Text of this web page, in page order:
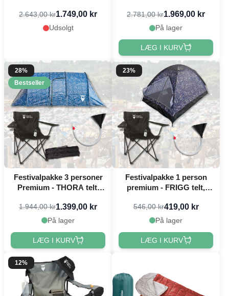
2.643,00 kr1.749,00 kr
Udsolgt
2.781,00 kr1.969,00 kr
På lager
LÆG I KURV
28%
Bestseller
Festivalpakke 3 personer
Premium - THORA telt,
1.944,00 kr1.399,00 kr
På lager
LÆG I KURV
23%
Festivalpakke 1 person
premium - FRIGG telt,
546,00 kr419,00 kr
På lager
LÆG I KURV
12%